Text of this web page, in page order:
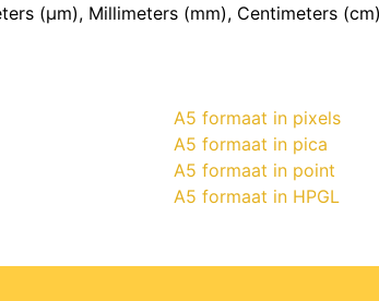
(μm), Millimeters (mm), Centimeters
A5 formaat in pixels
A5 formaat in pica
A5 formaat in point
A5 formaat in HPGL